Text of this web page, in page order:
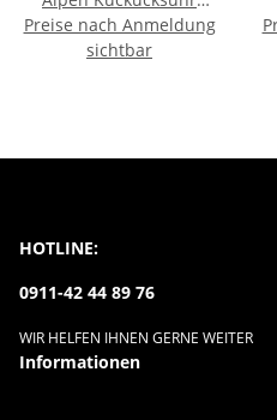
Magnet
Urlaubserinnerung
Preise nach Anmeldung
sichtbar
HOTLINE:
0911-42 44 89 76
WIR HELFEN IHNEN GERNE WEITER
Informationen